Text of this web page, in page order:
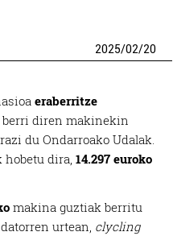
2025/02/20
eraberritze
berri diren makinekin
du Ondarroako Udalak.
hobetu dira,14.297 euroko
makina guztiak berritu
urtean, clycling